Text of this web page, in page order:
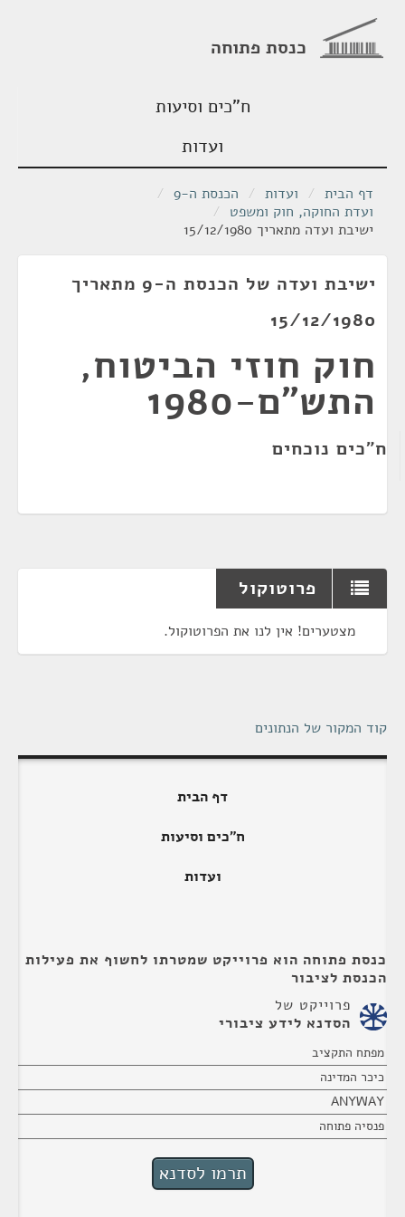
כנסת פתוחה
ח"כים וסיעות
ועדות
דף הבית / ועדות / הכנסת ה-9
/
ועדת החוקה, חוק ומשפט /
ישיבת ועדה מתאריך 15/12/1980
ישיבת ועדה של הכנסת ה-9 מתאריך
15/12/1980
חוק חוזי הביטוח,
התש"ם-1980
ח"כים נוכחים
פרוטוקול
מצטערים! אין לנו את הפרוטוקול.
קוד המקור של הנתונים
דף הבית
ח"כים וסיעות
ועדות
כנסת פתוחה הוא פרוייקט שמטרתו לחשוף את פעילות
הכנסת לציבור
פרוייקט של
הסדנא לידע ציבורי
מפתח התקציב
כיכר המדינה
ANYWAY
פנסיה פתוחה